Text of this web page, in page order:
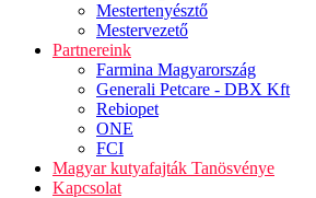
Mestertenyésztő
Mestervezető
Partnereink
Farmina Magyarország
Generali Petcare - DBX Kft
Rebiopet
ONE
FCI
Magyar kutyafajták Tanösvénye
Kapcsolat